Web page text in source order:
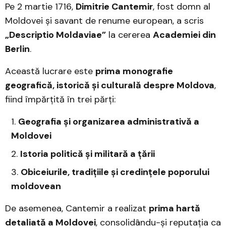
Pe 2 martie 1716, Dimitrie Cantemir, fost domn al
Moldovei și savant de renume european, a scris
„Descriptio Moldaviae” la cererea Academiei din
Berlin.
Această lucrare este prima monografie
geografică, istorică și culturală despre Moldova,
fiind împărțită în trei părți:
Geografia și organizarea administrativă a
Moldovei
Istoria politică și militară a țării
Obiceiurile, tradițiile și credințele poporului
moldovean
De asemenea, Cantemir a realizat prima hartă
detaliată a Moldovei, consolidându-și reputația ca